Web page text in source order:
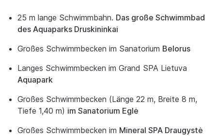
25 m lange Schwimmbahn. Das große Schwimmbad
des Aquaparks Druskininkai
Großes Schwimmbecken im Sanatorium Belorus
Langes Schwimmbecken im Grand SPA Lietuva
Aquapark
Großes Schwimmbecken (Länge 22 m, Breite 8 m,
Tiefe 1,40 m) im Sanatorium Eglė
Großes Schwimmbecken im Mineral SPA Draugystė